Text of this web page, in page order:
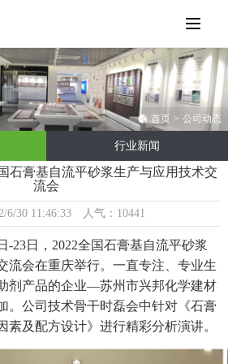
首页 > 公司动态
行业新闻
石膏基自流平砂浆生产与应用技术交
流会
6/30 11:46:33 人气：10441
23日，2022全国石膏基自流平砂浆
流会在重庆举行。一直专注、专业生
剂产品的企业—苏州市兴邦化学建材
。公司技术骨干时磊会中针对《石膏
素及配方设计》进行精彩分析演讲。